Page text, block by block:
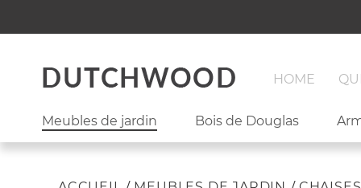
HOME
Meubles de jardin
Bois de Douglas